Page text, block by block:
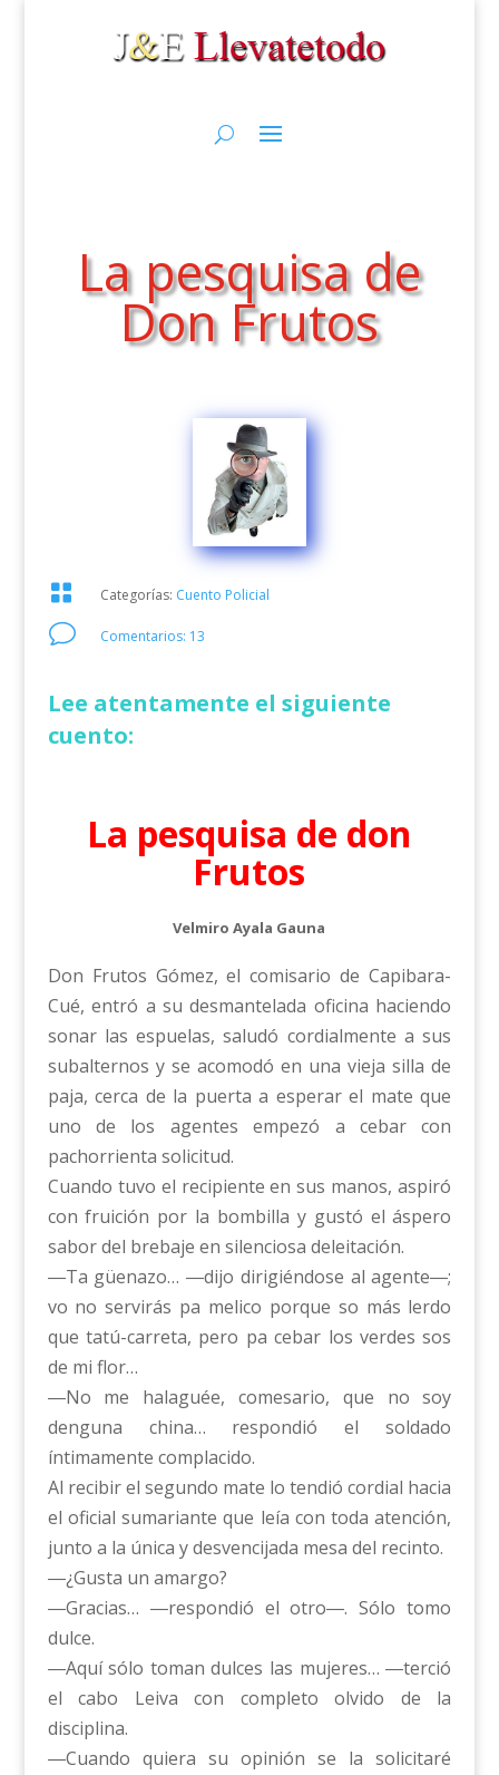
La pesquisa de
Don Frutos
 Categorías: Cuento Policial
v Comentarios: 13
Lee atentamente el siguiente
cuento:
La pesquisa de don
Frutos
Velmiro Ayala Gauna
Don Frutos Gómez, el comisario de Capibara-
Cué, entró a su desmantelada oficina haciendo
sonar las espuelas, saludó cordialmente a sus
subalternos y se acomodó en una vieja silla de
paja, cerca de la puerta a esperar el mate que
uno de los agentes empezó a cebar con
pachorrienta solicitud.
Cuando tuvo el recipiente en sus manos, aspiró
con fruición por la bombilla y gustó el áspero
sabor del brebaje en silenciosa deleitación.
―Ta güenazo… ―dijo dirigiéndose al agente―;
vo no servirás pa melico porque so más lerdo
que tatú-carreta, pero pa cebar los verdes sos
de mi flor…
―No me halaguée, comesario, que no soy
denguna china… respondió el soldado
íntimamente complacido.
Al recibir el segundo mate lo tendió cordial hacia
el oficial sumariante que leía con toda atención,
junto a la única y desvencijada mesa del recinto.
―¿Gusta un amargo?
―Gracias… ―respondió el otro―. Sólo tomo
dulce.
―Aquí sólo toman dulces las mujeres… ―terció
el cabo Leiva con completo olvido de la
disciplina.
―Cuando quiera su opinión se la solicitaré